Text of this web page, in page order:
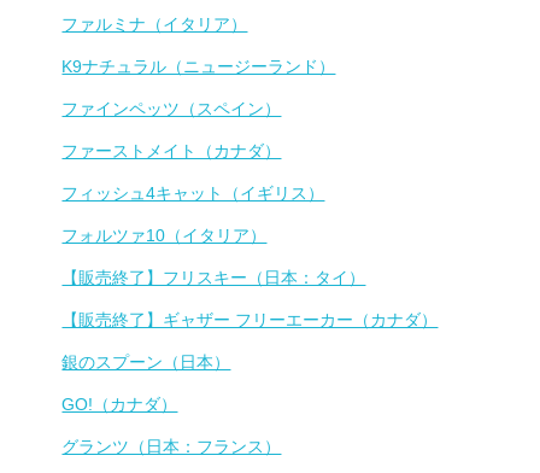
ファルミナ（イタリア）
K9ナチュラル（ニュージーランド）
ファインペッツ（スペイン）
ファーストメイト（カナダ）
フィッシュ4キャット（イギリス）
フォルツァ10（イタリア）
【販売終了】フリスキー（日本：タイ）
【販売終了】ギャザー フリーエーカー（カナダ）
銀のスプーン（日本）
GO!（カナダ）
グランツ（日本：フランス）